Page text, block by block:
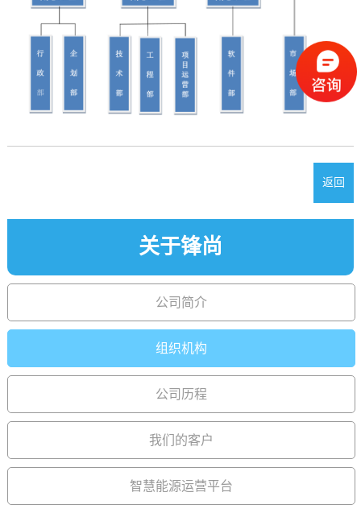
返回
关于锋尚
公司简介
组织机构
公司历程
我们的客户
智慧能源运营平台